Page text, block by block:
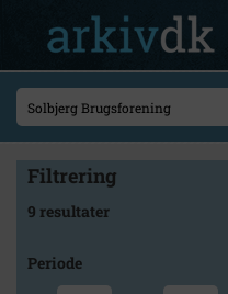
Filtrering
9 resultater
Periode